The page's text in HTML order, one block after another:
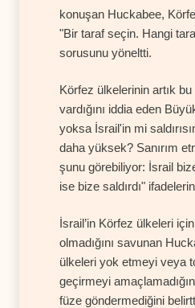
konuşan Huckabee,
"Bir taraf seçin. Hangi
sorusunu yöneltti.
Körfez ülkelerinin artık
vardığını iddia eden
yoksa İsrail'in mi
daha yüksek? Sanırım
şunu görebiliyor: İsrail
ise bize saldırdı"
İsrail’in Körfez ülkeleri
olmadığını savunan
ülkeleri yok etmeyi veya
geçirmeyi
füze göndermediğini